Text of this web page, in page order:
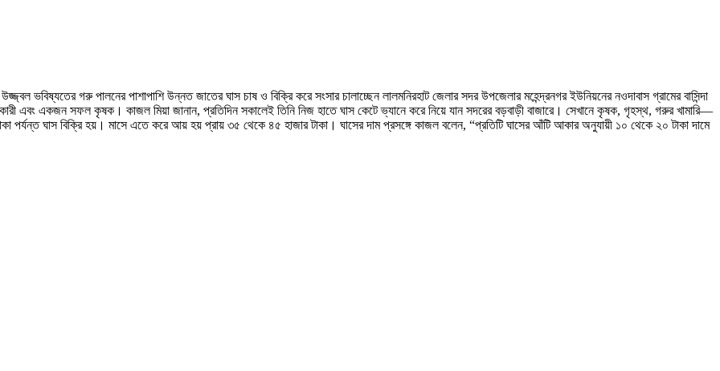
ভবিষ্যতের গরু পালনের পাশাপাশি উন্নত জাতের ঘাস চাষ ও বিক্রি করে সংসার চালাচ্ছেন লালমনিরহাট জেলার সদর উপজেলার মহেন্দ্রনগর ইউনিয়নের নওদাবাস গ্রামের বাসিন্দা
এবং একজন সফল কৃষক। কাজল মিয়া জানান, প্রতিদিন সকালেই তিনি নিজ হাতে ঘাস কেটে ভ্যানে করে নিয়ে যান সদরের বড়বাড়ী বাজারে। সেখানে কৃষক, গৃহস্থ, গরুর খামারি—
পর্যন্ত ঘাস বিক্রি হয়। মাসে এতে করে আয় হয় প্রায় ৩৫ থেকে ৪৫ হাজার টাকা। ঘাসের দাম প্রসঙ্গে কাজল বলেন, “প্রতিটি ঘাসের আঁটি আকার অনুযায়ী ১০ থেকে ২০ টাকা দামে